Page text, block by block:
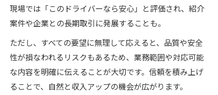
現場では「このドライバーなら安心」と評価され、紹介
案件や企業との長期取引に発展することも。
ただし、すべての要望に無理して応えると、品質や安全
性が損なわれるリスクもあるため、業務範囲や対応可能
な内容を明確に伝えることが大切です。信頼を積み上げ
ることで、自然と収入アップの機会が広がります。